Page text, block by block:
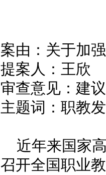
案由：关于加
提案人：王欣
审查意见：建
主题词：职教
近年来国家高
召开全国职业